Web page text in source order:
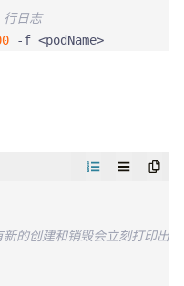
日志
-f <podName>
的创建和销毁会立刻打印出来